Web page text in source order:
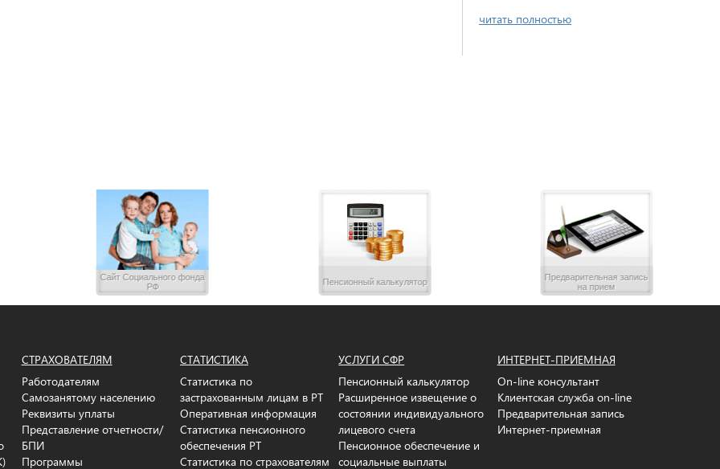
читать полностью
Сайт Социального фонда
РФ
Пенсионный калькулятор
Предварительная запись
на прием
СТРАХОВАТЕЛЯМ
Работодателям
Самозанятому населению
Реквизиты уплаты
Представление отчетности/
БПИ
Программы
СТАТИСТИКА
Статистика по
застрахованным лицам в РТ
Оперативная информация
Статистика пенсионного
обеспечения РТ
Статистика по страхователям
УСЛУГИ СФР
Пенсионный калькулятор
Расширенное извещение о
состоянии индивидуального
лицевого счета
Пенсионное обеспечение и
социальные выплаты
ИНТЕРНЕТ-ПРИЕМНАЯ
On-line консультант
Клиентская служба on-line
Предварительная запись
Интернет-приемная